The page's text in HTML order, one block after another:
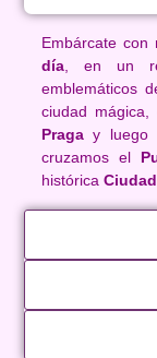
avaloración
de un
cliente
Embárcate
día , en un
emblemáticos
ciudad mágica,
Praga y luego
cruzamos el
histórica